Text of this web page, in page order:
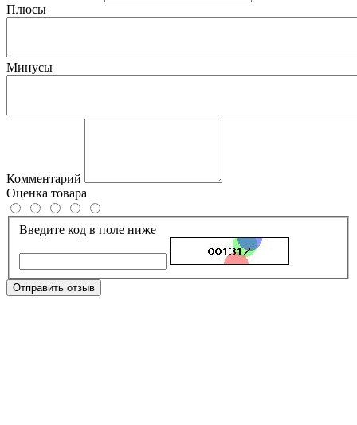
Плюсы
Минусы
Комментарий
Оценка товара
Введите код в поле ниже
Отправить отзыв